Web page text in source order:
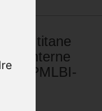
mm titane
interne
TGPMLBI-